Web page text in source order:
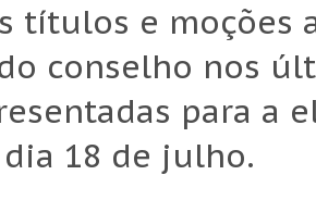
títulos e moções
conselho nos
para a
18 de julho.